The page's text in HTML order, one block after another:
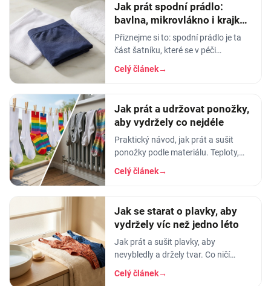
Jak prát spodní prádlo:
bavlna, mikrovlákno i krajka,
aby vydrželo
Přiznejme si to: spodní prádlo je ta
část šatníku, které se v péči
věnujeme nejmíň. Hodíme ho do
pračky se vším ostatním, dáme
Celý článek→
Jak prát a udržovat ponožky,
aby vydržely co nejdéle
Praktický návod, jak prát a sušit
ponožky podle materiálu. Teploty,
aviváž, sušička, žehlení. Vyhnete se
tak sražení, trhání a ztrátě tvaru.
Celý článek→
Jak se starat o plavky, aby
vydržely víc než jedno léto
Jak prát a sušit plavky, aby
nevybledly a držely tvar. Co ničí
elastan, proč plavky proplachovat a
tři nejčastější chyby v péči o plavky.
Celý článek→